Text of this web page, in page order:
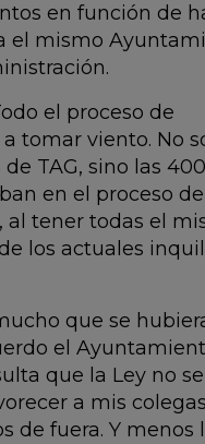
en función de
el mismo
el proceso de
tomar viento. No
TAG, sino las
en el proceso de
al tener todas el
los actuales
que se
el
que la Ley no
a mis
de fuera. Y menos